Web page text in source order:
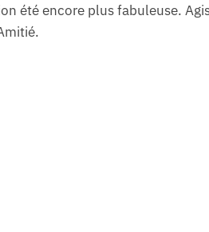
été encore plus fabuleuse.